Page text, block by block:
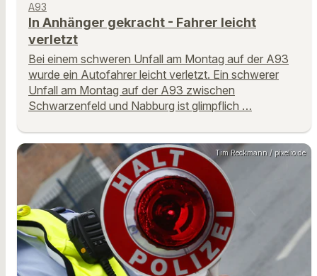
A93
In Anhänger gekracht - Fahrer leicht
verletzt
Bei einem schweren Unfall am Montag auf der A93
wurde ein Autofahrer leicht verletzt. Ein schwerer
Unfall am Montag auf der A93 zwischen
Schwarzenfeld und Nabburg ist glimpflich …
Tim Reckmann / pixelio.de